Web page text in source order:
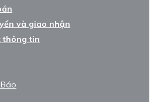
và giao nhận
thông tin